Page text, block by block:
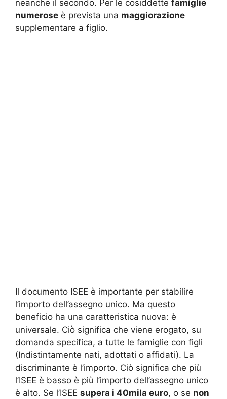
neanche il secondo. Per le cosiddette famiglie
numerose è prevista una maggiorazione
supplementare a figlio.
Il documento ISEE è importante per stabilire
l’importo dell’assegno unico. Ma questo
beneficio ha una caratteristica nuova: è
universale. Ciò significa che viene erogato, su
domanda specifica, a tutte le famiglie con figli
(Indistintamente nati, adottati o affidati). La
discriminante è l’importo. Ciò significa che più
l’ISEE è basso è più l’importo dell’assegno unico
è alto. Se l’ISEE supera i 40mila euro, o se non